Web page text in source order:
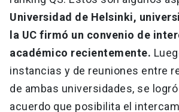
Universidad de Helsinki,
la UC firmó un convenio de
académico recientemente.
instancias y de reuniones entre
de ambas universidades, se
acuerdo que posibilita el